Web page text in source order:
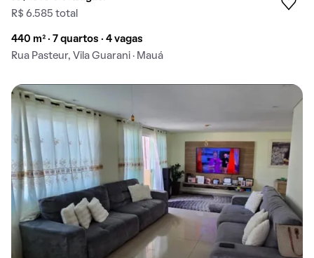
R$ 6.585 total
440 m² · 7 quartos · 4 vagas
Rua Pasteur, Vila Guarani · Mauá